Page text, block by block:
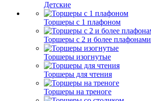
Детские
Торшеры с 1 плафоном
Торшеры с 2 и более плафонами
Торшеры изогнутые
Торшеры для чтения
Торшеры на треноге